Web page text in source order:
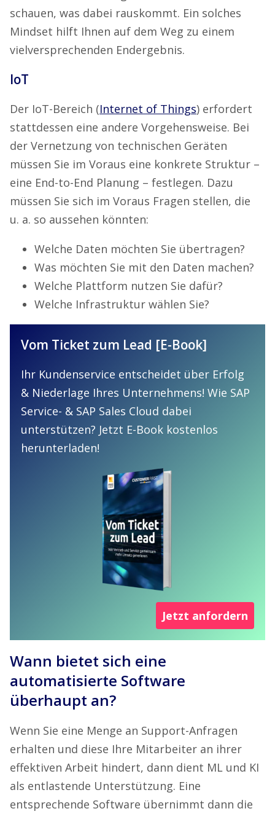
schauen, was dabei rauskommt. Ein solches
Mindset hilft Ihnen auf dem Weg zu einem
vielversprechenden Endergebnis.
IoT
Der IoT-Bereich (Internet of Things) erfordert
stattdessen eine andere Vorgehensweise. Bei
der Vernetzung von technischen Geräten
müssen Sie im Voraus eine konkrete Struktur –
eine End-to-End Planung – festlegen. Dazu
müssen Sie sich im Voraus Fragen stellen, die
u. a. so aussehen könnten:
Welche Daten möchten Sie übertragen?
Was möchten Sie mit den Daten machen?
Welche Plattform nutzen Sie dafür?
Welche Infrastruktur wählen Sie?
Vom Ticket zum Lead [E-Book]
Ihr Kundenservice entscheidet über Erfolg
& Niederlage Ihres Unternehmens! Wie SAP
Service- & SAP Sales Cloud dabei
unterstützen? Jetzt E-Book kostenlos
herunterladen!
Jetzt anfordern
Wann bietet sich eine
automatisierte Software
überhaupt an?
Wenn Sie eine Menge an Support-Anfragen
erhalten und diese Ihre Mitarbeiter an ihrer
effektiven Arbeit hindert, dann dient ML und KI
als entlastende Unterstützung. Eine
entsprechende Software übernimmt dann die